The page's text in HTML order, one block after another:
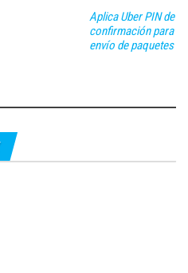
Aplica Uber PIN de
confirmación para
envío de paquetes